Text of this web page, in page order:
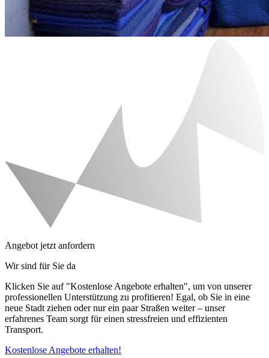
Angebot jetzt anfordern
Wir sind für Sie da
Klicken Sie auf "Kostenlose Angebote erhalten", um von unserer
professionellen Unterstützung zu profitieren! Egal, ob Sie in eine
neue Stadt ziehen oder nur ein paar Straßen weiter – unser
erfahrenes Team sorgt für einen stressfreien und effizienten
Transport.
Kostenlose Angebote erhalten!